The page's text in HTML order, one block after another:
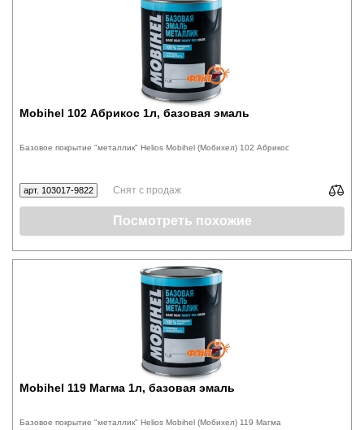
Mobihel 102 Абрикос 1л, базовая эмаль
Базовое покрытие "металлик" Helios Mobihel (Мобихел) 102 Абрикос
арт. 103017-9822 Снят с продаж
Посмотреть похожие
Mobihel 119 Магма 1л, базовая эмаль
Базовое покрытие "металлик" Helios Mobihel (Мобихел) 119 Магма